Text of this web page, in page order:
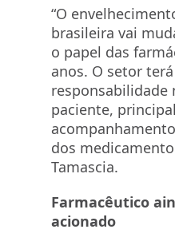
“O
brasileira vai
o papel das
anos. O setor
responsabilidade
paciente,
dos
Tamascia.
Farmacêutico
acionado